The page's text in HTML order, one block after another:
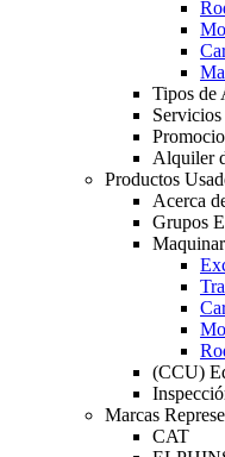
Tipos de
Alquiler
Productos
Acerca
Grupos
(CCU)
Marcas
CAT